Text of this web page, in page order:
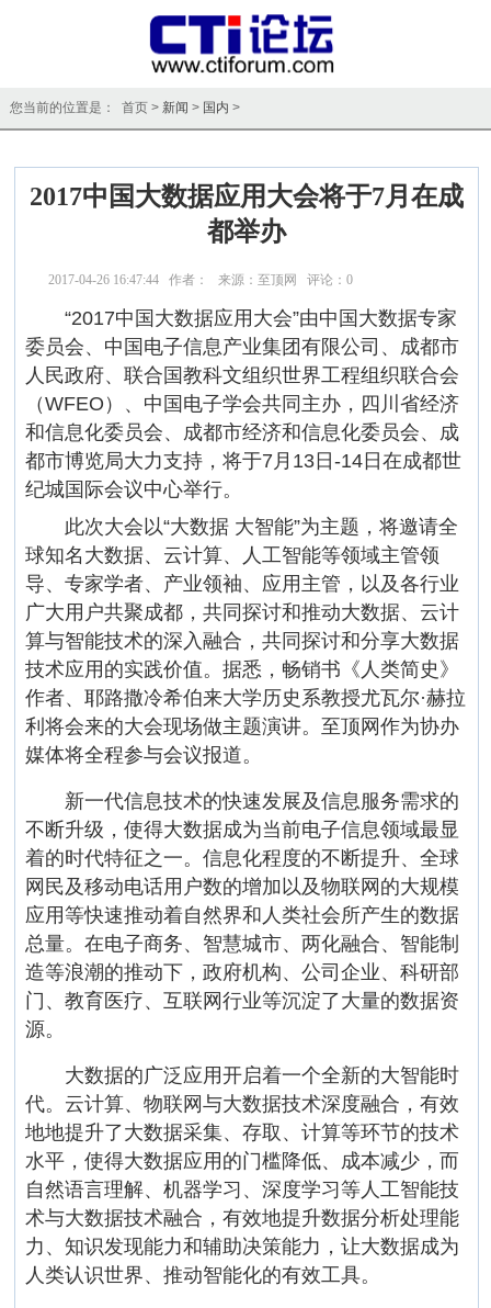
您当前的位置是： 首页 > 新闻 > 国内 >
2017中国大数据应用大会将于7月在成
都举办
2017-04-26 16:47:44 作者： 来源：至顶网 评论： 0
“2017中国大数据应用大会”由中国大数据专家
委员会、中国电子信息产业集团有限公司、成都市
人民政府、联合国教科文组织世界工程组织联合会
（WFEO）、中国电子学会共同主办，四川省经济
和信息化委员会、成都市经济和信息化委员会、成
都市博览局大力支持，将于7月13日-14日在成都世
纪城国际会议中心举行。
此次大会以“大数据 大智能”为主题，将邀请全
球知名大数据、云计算、人工智能等领域主管领
导、专家学者、产业领袖、应用主管，以及各行业
广大用户共聚成都，共同探讨和推动大数据、云计
算与智能技术的深入融合，共同探讨和分享大数据
技术应用的实践价值。据悉，畅销书《人类简史》
作者、耶路撒冷希伯来大学历史系教授尤瓦尔·赫拉
利将会来的大会现场做主题演讲。至顶网作为协办
媒体将全程参与会议报道。
新一代信息技术的快速发展及信息服务需求的
不断升级，使得大数据成为当前电子信息领域最显
着的时代特征之一。信息化程度的不断提升、全球
网民及移动电话用户数的增加以及物联网的大规模
应用等快速推动着自然界和人类社会所产生的数据
总量。在电子商务、智慧城市、两化融合、智能制
造等浪潮的推动下，政府机构、公司企业、科研部
门、教育医疗、互联网行业等沉淀了大量的数据资
源。
大数据的广泛应用开启着一个全新的大智能时
代。云计算、物联网与大数据技术深度融合，有效
地地提升了大数据采集、存取、计算等环节的技术
水平，使得大数据应用的门槛降低、成本减少，而
自然语言理解、机器学习、深度学习等人工智能技
术与大数据技术融合，有效地提升数据分析处理能
力、知识发现能力和辅助决策能力，让大数据成为
人类认识世界、推动智能化的有效工具。